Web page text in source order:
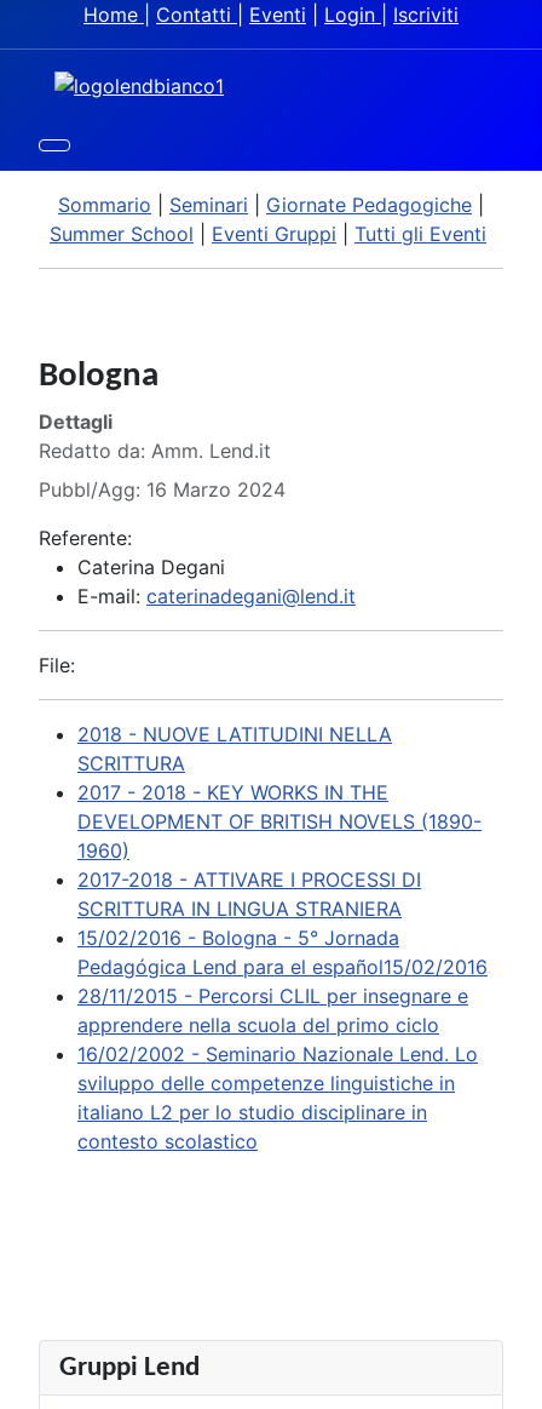
Home Contatti Eventi Login Iscriviti
Gruppi Lend
Sommario Seminari Giornate Pedagogiche
Summer School
Eventi Gruppi Tutti gli Eventi
Bologna
Dettagli
Redatto da: Amm. Lend.it
Pubbl/Agg: 16 Marzo 2024
Referente:
Caterina Degani
E-mail: caterinadegani@lend.it
File:
2018 - NUOVE LATITUDINI NELLA
SCRITTURA
2017 - 2018 - KEY WORKS IN THE
DEVELOPMENT OF BRITISH NOVELS (1890-
1960)
2017-2018 - ATTIVARE I PROCESSI DI
SCRITTURA IN LINGUA STRANIERA
15/02/2016 - Bologna - 5° Jornada
Pedagógica Lend para el español15/02/2016
28/11/2015 - Percorsi CLIL per insegnare e
apprendere nella scuola del primo ciclo
16/02/2002 - Seminario Nazionale Lend. Lo
sviluppo delle competenze linguistiche in
italiano L2 per lo studio disciplinare in
contesto scolastico